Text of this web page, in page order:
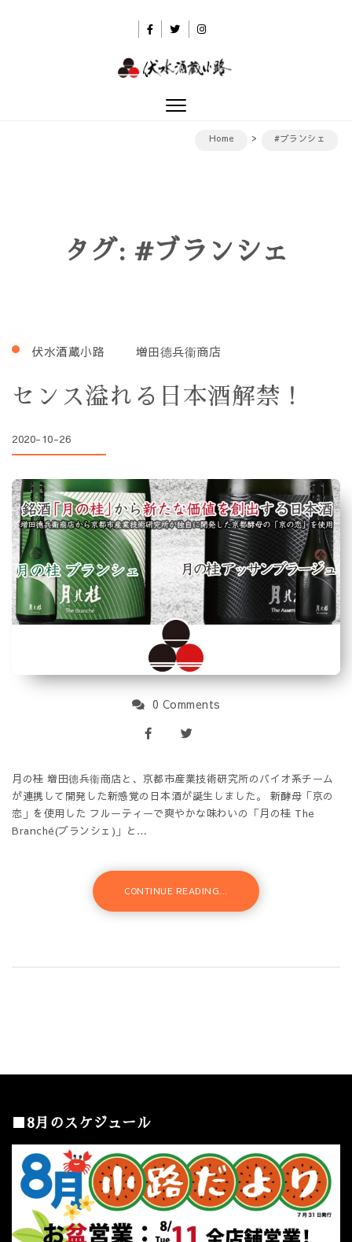
Toggle
Home
#ブランシェ
タグ: #ブランシェ
伏水酒蔵小路 増田德兵衞商店
センス溢れる日本酒解禁！
2020-10-26
0 Comments
月の桂 増田德兵衞商店と、京都市産業技術研究所のバイオ系チーム
が連携して開発した新感覚の日本酒が誕生しました。 新酵母「京の
恋」を使用した フルーティーで爽やかな味わいの「月の桂 The
Branché(ブランシェ)」と…
CONTINUE READING...
■8月のスケジュール